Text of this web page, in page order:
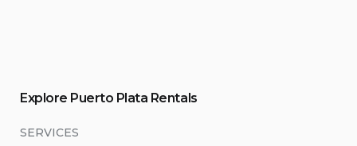
Explore Puerto Plata Rentals
SERVICES